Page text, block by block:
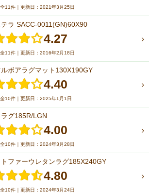
11件｜更新日：2021年3月25日
ラ SACC-0011(GN)60X90
4.27
11件｜更新日：2016年2月18日
ボアラグマット130X190GY
4.40
10件｜更新日：2025年1月1日
グ185R/LGN
4.00
10件｜更新日：2024年3月28日
ファーウレタンラグ185X240GY
4.80
10件｜更新日：2024年3月24日